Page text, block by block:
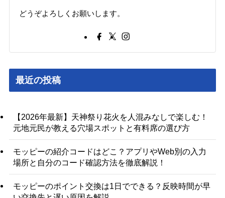
どうぞよろしくお願いします。
最近の投稿
【2026年最新】天神祭り花火を人混みなしで楽しむ！
元地元民が教える穴場スポットと有料席の選び方
モッピーの紹介コードはどこ？アプリやWeb別の入力
場所と自分のコード確認方法を徹底解説！
モッピーのポイント交換は1日でできる？反映時間が早